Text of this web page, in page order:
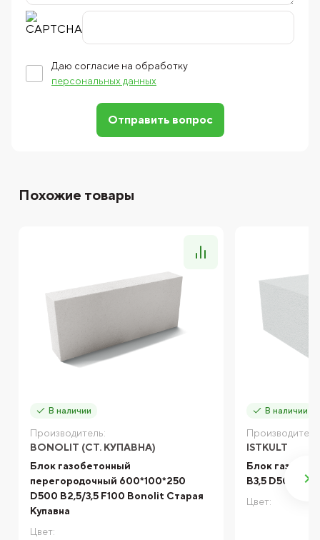
Даю согласие на обработку
персональных данных
Отправить вопрос
Похожие товары
В наличии
Производитель:
BONOLIT (СТ. КУПАВНА)
Блок газобетонный
перегородочный 600*100*250
D500 B2,5/3,5 F100 Bonolit Старая
Купавна
Цвет:
В наличии
ISTKULT
Блок
B3,5 D500
Цвет: